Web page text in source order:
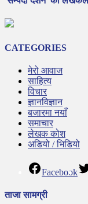
CATEGORIES
मेरो आवाज
साहित्य
विचार
ज्ञानविज्ञान
बजारमा नयाँ
समाचार
लेखक कोश
अडियो / भिडियो
Facebook
ताजा सामग्री